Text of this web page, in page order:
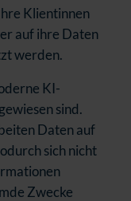
Klientinnen
auf ihre Daten
werden.
KI-
sind.
Daten auf
sich nicht
Zwecke